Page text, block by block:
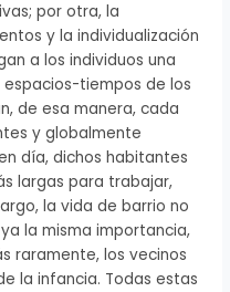
por otra, la
y la individualización
a los individuos una
tiempos de los
de esa manera, cada
y globalmente
día, dichos habitantes
largas para trabajar,
la vida de barrio no
la misma importancia,
raramente, los vecinos
la infancia. Todas estas